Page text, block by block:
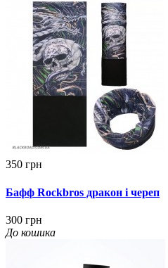
350 грн
Бафф Rockbros дракон і череп
300 грн
До кошика